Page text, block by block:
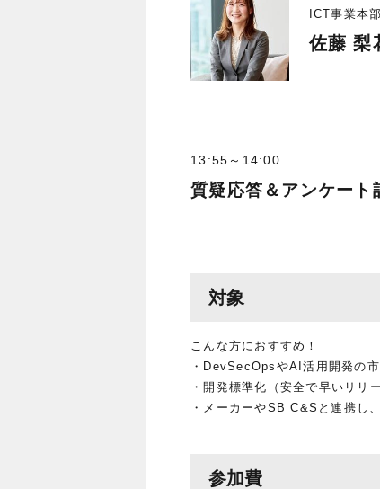
ICT事業本
佐藤 梨
13:55～14:00
質疑応答＆アンケート
対象
こんな方におすすめ！
・DevSecOpsやAI活用開発の
・開発標準化（安全で早いリリ
・メーカーやSB C&Sと連携し
参加費